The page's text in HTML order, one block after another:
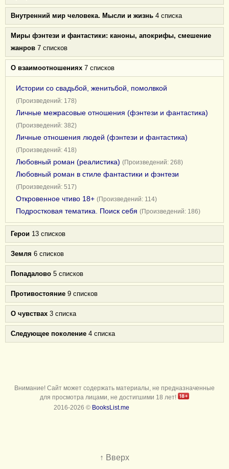
Внутренний мир человека. Мысли и жизнь 4 списка
Миры фэнтези и фантастики: каноны, апокрифы, смешение
жанров 7 списков
О взаимоотношениях 7 списков
Истории со свадьбой, женитьбой, помолвкой
(Произведений: 178)
Личные межрасовые отношения (фэнтези и фантастика)
(Произведений: 382)
Личные отношения людей (фэнтези и фантастика)
(Произведений: 418)
Любовный роман (реалистика) (Произведений: 268)
Любовный роман в стиле фантастики и фэнтези
(Произведений: 517)
Откровенное чтиво 18+ (Произведений: 114)
Подростковая тематика. Поиск себя (Произведений: 186)
Герои 13 списков
Земля 6 списков
Попадалово 5 списков
Противостояние 9 списков
О чувствах 3 списка
Следующее поколение 4 списка
Внимание! Сайт может содержать материалы, не предназначенные
для просмотра лицами, не достигшими 18 лет!
2016-2026 © BooksList.me
↑ Вверх